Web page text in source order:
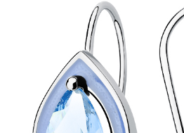
ГРАФИК ПЛАТЕЖЕЙ
Сегодня